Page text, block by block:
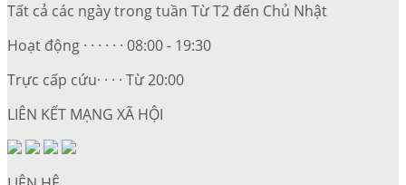
Tất cả các ngày trong tuần Từ T2 đến Chủ Nhật
Hoạt động · · · · · · 08:00 - 19:30
Trực cấp cứu· · · · Từ 20:00
LIÊN KẾT MẠNG XÃ HỘI